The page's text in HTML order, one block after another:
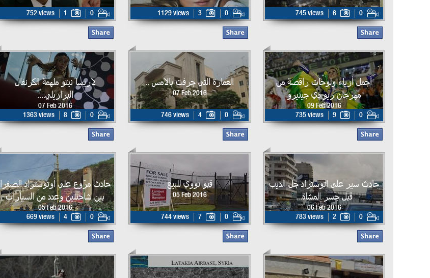
745 views 6 0
1129 views 3 0
752 views 1 0
أجمل أزياء ولوحات راقصة من
مهرجان ريو دي جينيرو
09 Feb 2016
735 views
9 0
العمارة التي جرفت بالامس ..
07 Feb 2016
746 views 4 0
لاريسا نيتو ملهمة الكرنفال
البرازيلي....
07 Feb 2016
1363 views
8 0
حادث سير على اتوستراد جل الديب
قبل جسر المشاة...
06 Feb 2016
783 views
2 0
قبو نووي للبيع
05 Feb 2016
744 views 7 0
حادث مرّوع على أوتوستراد الصفرا
بين شاحنتين وعدد من السيارات
05 Feb 2016
669 views
4 0